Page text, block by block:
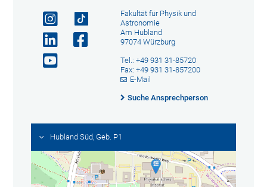
Fakultät für Physik und
Astronomie
Am Hubland
97074 Würzburg
Tel.: +49 931 31-85720
Fax: +49 931 31-857200
E-Mail
Suche Ansprechperson
Hubland Süd, Geb. P1